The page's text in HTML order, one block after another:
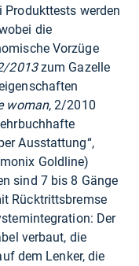
Produkttests werden
die
Vorzüge
2013zum Gazelle
woman, 2/2010
Ausstattung“,
Goldline)
sind 7 bis 8 Gänge
Rücktrittsbremse
Der
verbaut, die
dem Lenker, die